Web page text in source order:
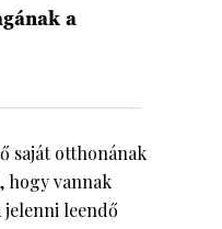
a
saját otthonának
hogy vannak
jelenni leendő